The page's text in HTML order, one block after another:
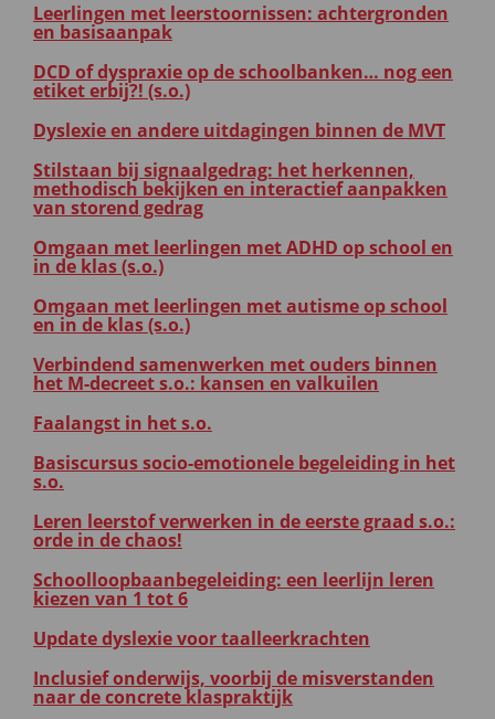
Leerlingen met leerstoornissen: achtergronden
en basisaanpak
DCD of dyspraxie op de schoolbanken… nog een
etiket erbij?! (s.o.)
Dyslexie en andere uitdagingen binnen de MVT
Stilstaan bij signaalgedrag: het herkennen,
methodisch bekijken en interactief aanpakken
van storend gedrag
Omgaan met leerlingen met ADHD op school en
in de klas (s.o.)
Omgaan met leerlingen met autisme op school
en in de klas (s.o.)
Verbindend samenwerken met ouders binnen
het M-decreet s.o.: kansen en valkuilen
Faalangst in het s.o.
Basiscursus socio-emotionele begeleiding in het
s.o.
Leren leerstof verwerken in de eerste graad s.o.:
orde in de chaos!
Schoolloopbaanbegeleiding: een leerlijn leren
kiezen van 1 tot 6
Update dyslexie voor taalleerkrachten
Inclusief onderwijs, voorbij de misverstanden
naar de concrete klaspraktijk